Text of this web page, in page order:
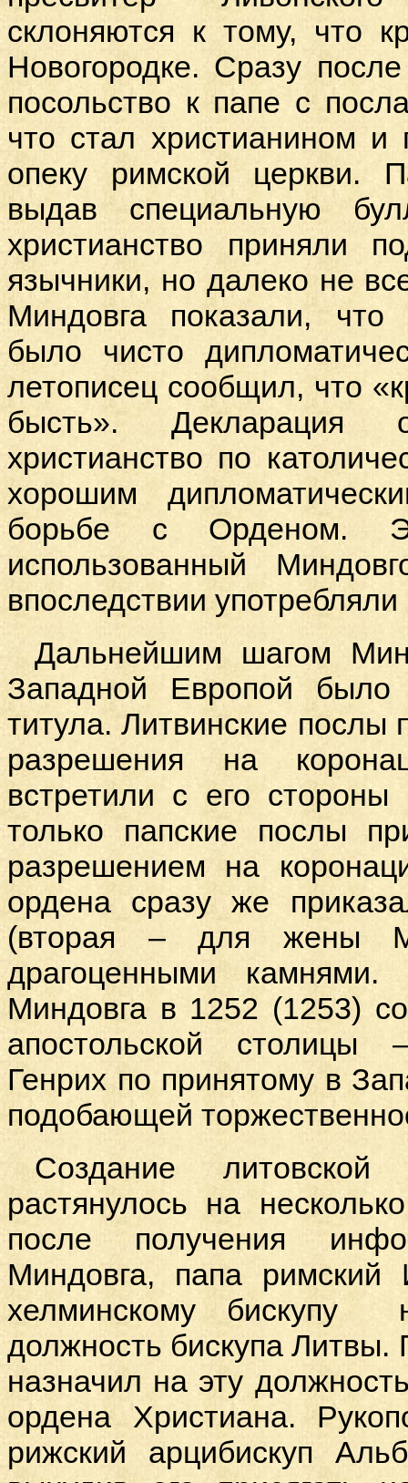
склоняются к тому, что
Новогородке. Сразу
посольство к папе с
что стал христианином и
опеку римской церкви.
выдав специальную
христианство приняли
язычники, но далеко не
Миндовга показали, что
было чисто
летописец сообщил, что
бысть». Декларация
христианство по
хорошим
борьбе с Орденом.
использованный
впоследствии употребляли
Дальнейшим шагом
Западной Европой было
титула. Литвинские послы
разрешения на
встретили с его
только папские послы
разрешением на
ордена сразу же
(вторая – для жены
драгоценными
Миндовга в 1252 (1253)
апостольской столицы
Генрих по принятому в
подобающей
Создание литовской
растянулось на
после получения
Миндовга, папа римский
хелминскому бискупу
должность бискупа
назначил на эту
ордена Христиана.
рижский арцибискуп